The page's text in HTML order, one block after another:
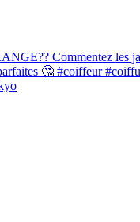
Commentez les
🤔 #coiffeur